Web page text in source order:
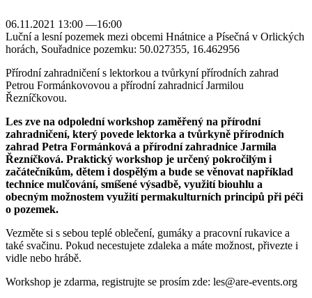
06.11.2021 13:00 —16:00
Luční a lesní pozemek mezi obcemi Hnátnice a Písečná v Orlických
horách, Souřadnice pozemku: 50.027355, 16.462956
Přírodní zahradničení s lektorkou a tvůrkyní přírodních zahrad
Petrou Formánkovovou a přírodní zahradnicí Jarmilou
Řezníčkovou.
Les zve na odpolední workshop zaměřený na přírodní
zahradničení, který povede lektorka a tvůrkyně přírodních
zahrad Petra Formánková a přírodní zahradnice Jarmila
Řezníčková. Praktický workshop je určený pokročilým i
začátečníkům, dětem i dospělým a bude se věnovat například
technice mulčování, smíšené výsadbě, využití biouhlu a
obecným možnostem využití permakulturních principů při péči
o pozemek.
Vezměte si s sebou teplé oblečení, gumáky a pracovní rukavice a
také svačinu. Pokud necestujete zdaleka a máte možnost, přivezte i
vidle nebo hrábě.
Workshop je zdarma, registrujte se prosím zde: les@are-events.org